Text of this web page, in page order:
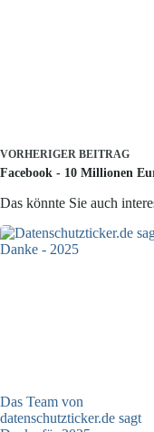
VORHERIGER BEITRAG
Facebook - 10 Millionen
Das könnte Sie auch
Das Team von
datenschutzticker.de sagt